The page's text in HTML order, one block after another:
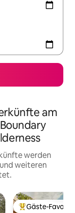
am
werden
weiteren
Beliebter Gäste-
Gäste-Favorit